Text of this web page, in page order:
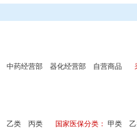
中药经营部 器化经营部 自营商品
乙类 丙类 国家医保分类： 甲类